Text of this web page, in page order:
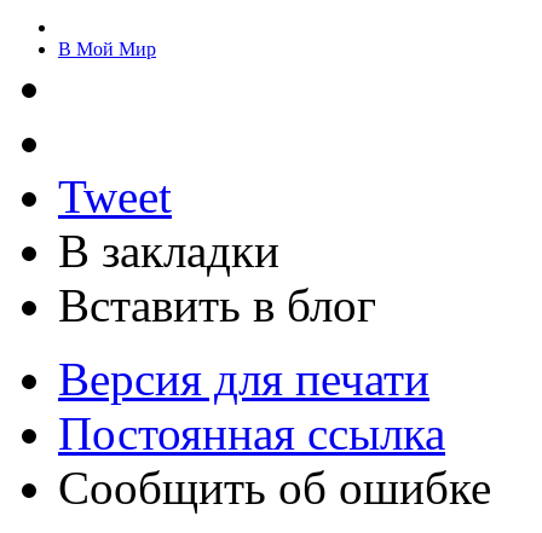
В Мой Мир
Tweet
В закладки
Вставить в блог
Версия для печати
Постоянная ссылка
Сообщить об ошибке